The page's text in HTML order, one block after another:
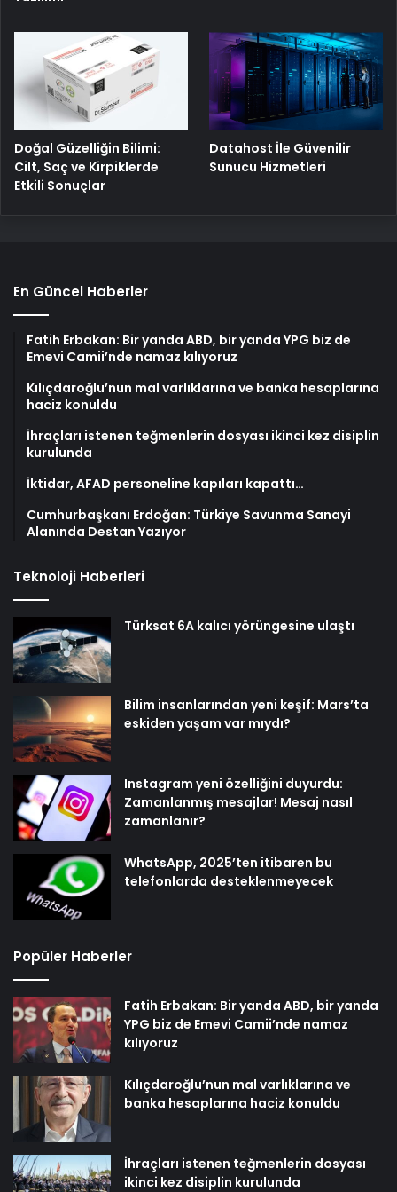
Doğal Güzelliğin Bilimi:
Cilt, Saç ve Kirpiklerde
Etkili Sonuçlar
Datahost İle Güvenilir
Sunucu Hizmetleri
En Güncel Haberler
Fatih Erbakan: Bir yanda ABD, bir yanda YPG biz de
Emevi Camii’nde namaz kılıyoruz
Kılıçdaroğlu’nun mal varlıklarına ve banka hesaplarına
haciz konuldu
İhraçları istenen teğmenlerin dosyası ikinci kez disiplin
kurulunda
İktidar, AFAD personeline kapıları kapattı…
Cumhurbaşkanı Erdoğan: Türkiye Savunma Sanayi
Alanında Destan Yazıyor
Teknoloji Haberleri
Türksat 6A kalıcı yörüngesine ulaştı
Bilim insanlarından yeni keşif: Mars’ta
eskiden yaşam var mıydı?
Instagram yeni özelliğini duyurdu:
Zamanlanmış mesajlar! Mesaj nasıl
zamanlanır?
WhatsApp, 2025’ten itibaren bu
telefonlarda desteklenmeyecek
Popüler Haberler
Fatih Erbakan: Bir yanda ABD, bir yanda
YPG biz de Emevi Camii’nde namaz
kılıyoruz
Kılıçdaroğlu’nun mal varlıklarına ve
banka hesaplarına haciz konuldu
İhraçları istenen teğmenlerin dosyası
ikinci kez disiplin kurulunda